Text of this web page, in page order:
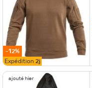
-12%
Expédition 2j
ajouté hier